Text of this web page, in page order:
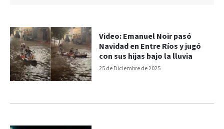
25 de Diciembre de 2025
Video: Emanuel Noir pasó
Navidad en Entre Ríos y jugó
con sus hijas bajo la lluvia